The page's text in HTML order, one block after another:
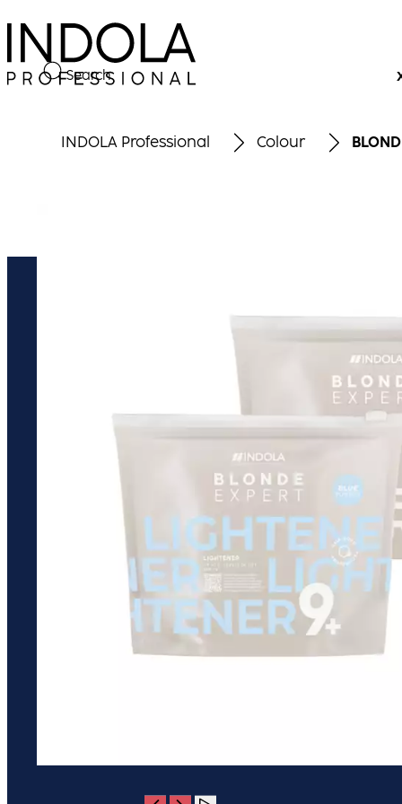
Search
INDOLA Professional Colour